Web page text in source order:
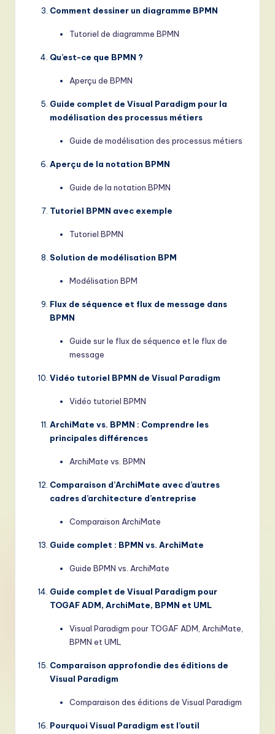
Comment dessiner un diagramme BPMN
Tutoriel de diagramme BPMN
Qu’est-ce que BPMN ?
Aperçu de BPMN
Guide complet de Visual Paradigm pour la
modélisation des processus métiers
Guide de modélisation des processus métiers
Aperçu de la notation BPMN
Guide de la notation BPMN
Tutoriel BPMN avec exemple
Tutoriel BPMN
Solution de modélisation BPM
Modélisation BPM
Flux de séquence et flux de message dans
BPMN
Guide sur le flux de séquence et le flux de
message
Vidéo tutoriel BPMN de Visual Paradigm
Vidéo tutoriel BPMN
ArchiMate vs. BPMN : Comprendre les
principales différences
ArchiMate vs. BPMN
Comparaison d’ArchiMate avec d’autres
cadres d’architecture d’entreprise
Comparaison ArchiMate
Guide complet : BPMN vs. ArchiMate
Guide BPMN vs. ArchiMate
Guide complet de Visual Paradigm pour
TOGAF ADM, ArchiMate, BPMN et UML
Visual Paradigm pour TOGAF ADM, ArchiMate,
BPMN et UML
Comparaison approfondie des éditions de
Visual Paradigm
Comparaison des éditions de Visual Paradigm
Pourquoi Visual Paradigm est l’outil